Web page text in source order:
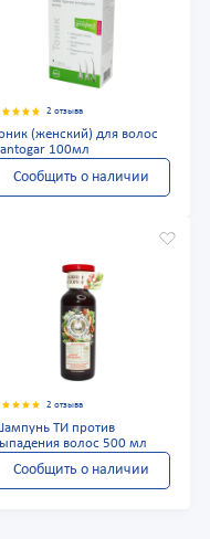
2 отзыва
(женский) для волос
100мл
Сообщить о наличии
2 отзыва
ТИ против
волос 500 мл
Сообщить о наличии